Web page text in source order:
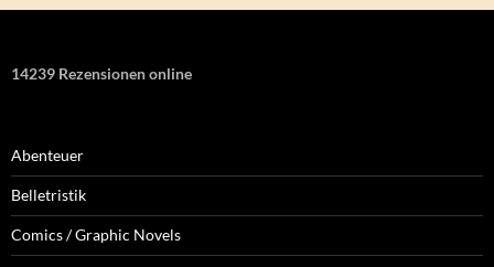
14239 Rezensionen online
Abenteuer
Belletristik
Comics / Graphic Novels